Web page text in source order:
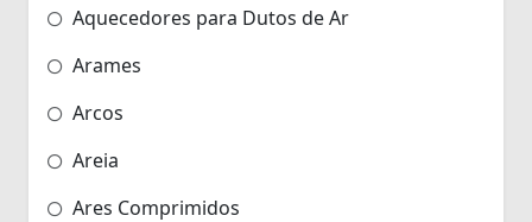
Aquecedores para Dutos de Ar
Arames
Arcos
Areia
Ares Comprimidos